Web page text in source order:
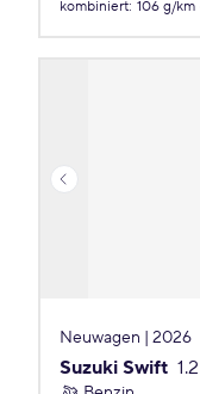
kombiniert: 106 g/km
Neuwagen | 2026
Suzuki Swift